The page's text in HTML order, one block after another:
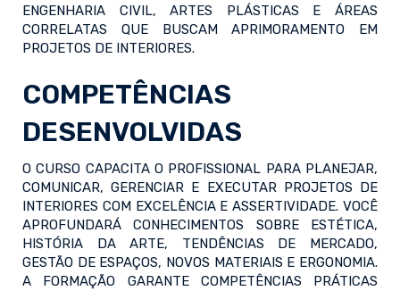
ENGENHARIA CIVIL, ARTES PLÁSTICAS E ÁREAS
CORRELATAS QUE BUSCAM APRIMORAMENTO EM
PROJETOS DE INTERIORES.
COMPETÊNCIAS
DESENVOLVIDAS
O CURSO CAPACITA O PROFISSIONAL PARA PLANEJAR,
COMUNICAR, GERENCIAR E EXECUTAR PROJETOS DE
INTERIORES COM EXCELÊNCIA E ASSERTIVIDADE. VOCÊ
APROFUNDARÁ CONHECIMENTOS SOBRE ESTÉTICA,
HISTÓRIA DA ARTE, TENDÊNCIAS DE MERCADO,
GESTÃO DE ESPAÇOS, NOVOS MATERIAIS E ERGONOMIA.
A FORMAÇÃO GARANTE COMPETÊNCIAS PRÁTICAS